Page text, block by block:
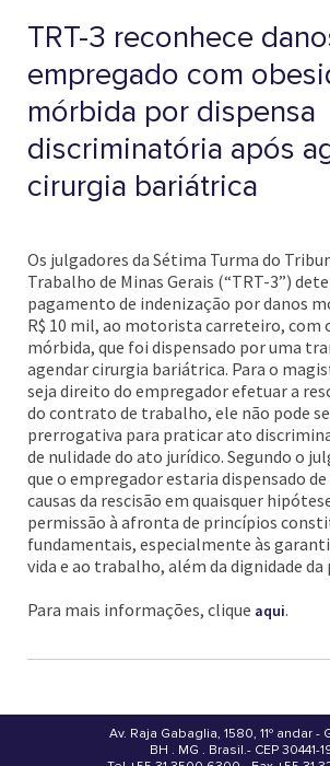
TRT-3 reconhece
empregado com
mórbida por dispensa
discriminatória após
cirurgia bariátrica
Os julgadores da Sétima Turma do
Trabalho de Minas Gerais (“TRT-3”)
pagamento de indenização por danos
R$ 10 mil, ao motorista carreteiro, com
mórbida, que foi dispensado por uma
agendar cirurgia bariátrica. Para o
seja direito do empregador efetuar a
do contrato de trabalho, ele não pode
prerrogativa para praticar ato
de nulidade do ato jurídico. Segundo o
que o empregador estaria dispensado
causas da rescisão em quaisquer
permissão à afronta de princípios
fundamentais, especialmente às
vida e ao trabalho, além da dignidade da
Para mais informações, clique aqui.
Av. Raja Gabaglia, 1580, 11º andar -
.
BH . MG . Brasil - CEP 30441-